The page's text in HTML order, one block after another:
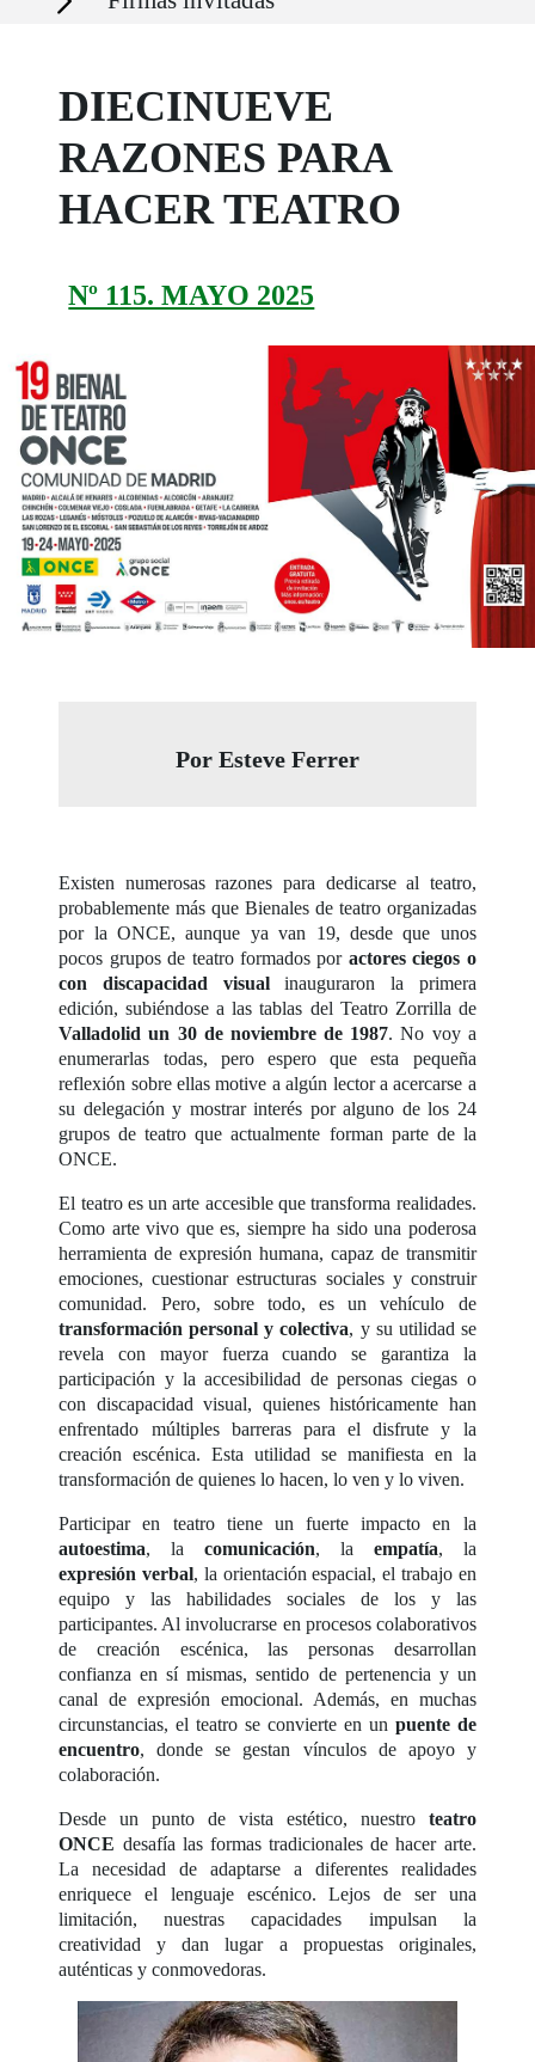
DIECINUEVE
RAZONES PARA
HACER TEATRO
Nº 115. MAYO 2025
Por Esteve Ferrer
Existen numerosas razones para dedicarse al teatro,
probablemente más que Bienales de teatro organizadas
por la ONCE, aunque ya van 19, desde que unos
pocos grupos de teatro formados por actores ciegos o
con discapacidad visualinauguraron la primera
edición, subiéndose a las tablas del Teatro Zorrilla de
Valladolid un 30 de noviembre de 1987. No voy a
enumerarlas todas, pero espero que esta pequeña
reflexión sobre ellas motive a algún lector a acercarse a
su delegación y mostrar interés por alguno de los 24
grupos de teatro que actualmente forman parte de la
ONCE.
El teatro es un arte accesible que transforma realidades.
Como arte vivo que es, siempre ha sido una poderosa
herramienta de expresión humana, capaz de transmitir
emociones, cuestionar estructuras sociales y construir
comunidad. Pero, sobre todo, es un vehículo de
transformación personal y colectiva, y su utilidad se
revela con mayor fuerza cuando se garantiza la
participación y la accesibilidad de personas ciegas o
con discapacidad visual, quienes históricamente han
enfrentado múltiples barreras para el disfrute y la
creación escénica. Esta utilidad se manifiesta en la
transformación de quienes lo hacen, lo ven y lo viven.
Participar en teatro tiene un fuerte impacto en la
autoestima, lacomunicación, la empatía, la
expresión verbal, la orientación espacial, el trabajo en
equipo y las habilidades sociales de los y las
participantes. Al involucrarse en procesos colaborativos
de creación escénica, las personas desarrollan
confianza en sí mismas, sentido de pertenencia y un
canal de expresión emocional. Además, en muchas
circunstancias, el teatro se convierte en un puente de
encuentro, donde se gestan vínculos de apoyo y
colaboración.
Desde un punto de vista estético, nuestro teatro
ONCE desafía las formas tradicionales de hacer arte.
La necesidad de adaptarse a diferentes realidades
enriquece el lenguaje escénico. Lejos de ser una
limitación, nuestras capacidades impulsan la
creatividad y dan lugar a propuestas originales,
auténticas y conmovedoras.